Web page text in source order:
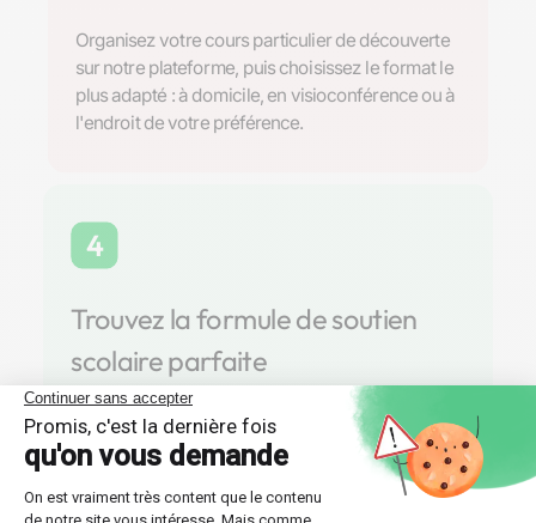
Organisez votre cours particulier de découverte
sur notre plateforme, puis choisissez le format le
plus adapté : à domicile, en visioconférence ou à
l'endroit de votre préférence.
4
Trouvez la formule de soutien
scolaire parfaite
Optez pour l'une des multiples formules offertes
par Les Sherpas, que ce soit un suivi continu sur
toute l'année ou un stage intensif plus court.